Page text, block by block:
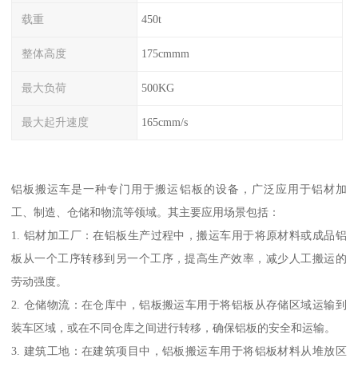
载重 450t
整体高度 175cmmm
最大负荷 500KG
最大起升速度 165cmm/s
铝板搬运车是一种专门用于搬运铝板的设备，广泛应用于铝材加
工、制造、仓储和物流等领域。其主要应用场景包括：
1. 铝材加工厂：在铝板生产过程中，搬运车用于将原材料或成品铝
板从一个工序转移到另一个工序，提高生产效率，减少人工搬运的
劳动强度。
2. 仓储物流：在仓库中，铝板搬运车用于将铝板从存储区域运输到
装车区域，或在不同仓库之间进行转移，确保铝板的安全和运输。
3. 建筑工地：在建筑项目中，铝板搬运车用于将铝板材料从堆放区